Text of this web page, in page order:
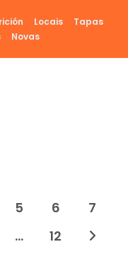
Locais
Tapas
Novas
5 6
7
… 12 Ir a la